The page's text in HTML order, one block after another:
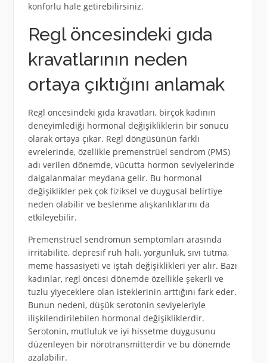
konforlu hale getirebilirsiniz.
Regl öncesindeki gıda
kravatlarının neden
ortaya çıktığını anlamak
Regl öncesindeki gıda kravatları, birçok kadının
deneyimlediği hormonal değişikliklerin bir sonucu
olarak ortaya çıkar. Regl döngüsünün farklı
evrelerinde, özellikle premenstrüel sendrom (PMS)
adı verilen dönemde, vücutta hormon seviyelerinde
dalgalanmalar meydana gelir. Bu hormonal
değişiklikler pek çok fiziksel ve duygusal belirtiye
neden olabilir ve beslenme alışkanlıklarını da
etkileyebilir.
Premenstrüel sendromun semptomları arasında
irritabilite, depresif ruh hali, yorgunluk, sıvı tutma,
meme hassasiyeti ve iştah değişiklikleri yer alır. Bazı
kadınlar, regl öncesi dönemde özellikle şekerli ve
tuzlu yiyeceklere olan isteklerinin arttığını fark eder.
Bunun nedeni, düşük serotonin seviyeleriyle
ilişkilendirilebilen hormonal değişikliklerdir.
Serotonin, mutluluk ve iyi hissetme duygusunu
düzenleyen bir nörotransmitterdir ve bu dönemde
azalabilir.